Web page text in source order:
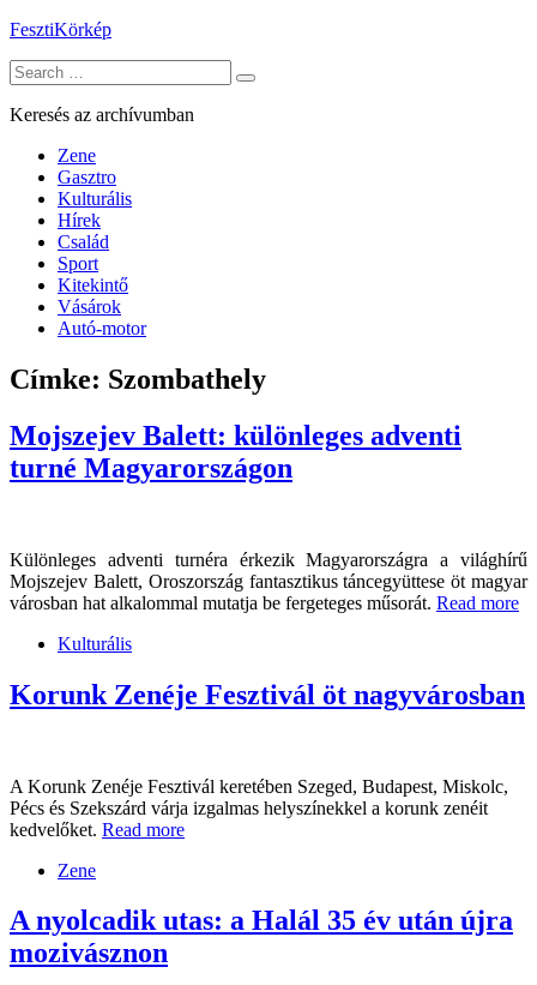
Skip
content
FesztiKörkép
Search
for:
Keresés az archívumban
Zene
Gasztro
Kulturális
Hírek
Család
Sport
Kitekintő
Vásárok
Autó-motor
Címke: Szombathely
Mojszejev Balett: különleges adventi
turné Magyarországon
Különleges adventi turnéra érkezik Magyarországra a világhírű
Mojszejev Balett, Oroszország fantasztikus táncegyüttese öt magyar
városban hat alkalommal mutatja be fergeteges műsorát. Read more
Kulturális
Korunk Zenéje Fesztivál öt nagyvárosban
A Korunk Zenéje Fesztivál keretében Szeged, Budapest, Miskolc,
Pécs és Szekszárd várja izgalmas helyszínekkel a korunk zenéit
kedvelőket. Read more
Zene
A nyolcadik utas: a Halál 35 év után újra
mozivásznon